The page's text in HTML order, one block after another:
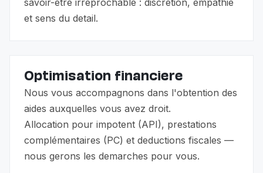
et sens du detail.
Optimisation financiere
Nous vous accompagnons dans l'obtention des
aides auxquelles vous avez droit.
Allocation pour impotent (API), prestations
complémentaires (PC) et deductions fiscales —
nous gerons les demarches pour vous.